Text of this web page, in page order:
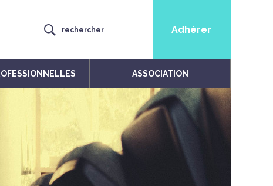
rechercher Adhérer
ASSOCIATION